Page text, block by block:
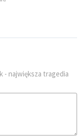
- największa tragedia